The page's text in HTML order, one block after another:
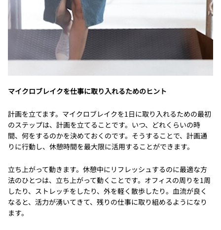
マイクロブレイクを仕事に取り入れるためのヒント
計画を立てます。マイクロブレイクを1日に取り入れるための最初
のステップは、計画を立てることです。いつ、どれくらいの時
間、何をするのかを決めておくのです。そうすることで、計画通
りに行動し、休憩時間を最大限に活用することができます。
立ち上がって動きます。休憩中にリフレッシュするのに最適な方
法のひとつは、立ち上がって動くことです。オフィスの周りを1周
したり、ストレッチをしたり、外を軽く散歩したり。血流が良く
なると、活力が湧いてきて、残りの仕事に取り組めるようになり
ます。